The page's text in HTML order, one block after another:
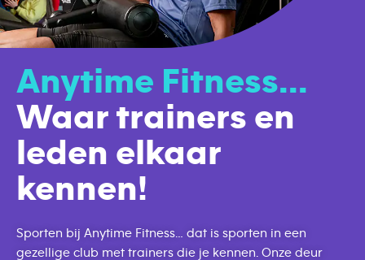
Anytime Fitness...
Waar trainers en
leden elkaar
kennen!
Sporten bij Anytime Fitness… dat is sporten in een
gezellige club met trainers die je kennen. Onze deur